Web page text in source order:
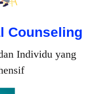
Counseling
Individu yang